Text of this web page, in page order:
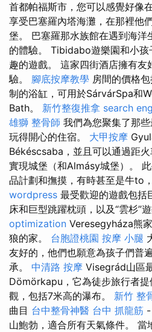
首都帕福斯市，您可以感覺好像
享受巴塞羅內塔海灘，在那裡他
堡。 巴塞羅那水族館在遇到海洋
的體驗。 Tibidabo遊樂園和小
趣的遊戲。 這家四街酒店擁有友
驗。 腳底按摩教學 房間的價格
制的浴缸，可用於SárvárSpa和
Bath。 新竹整復推拿 search
雄獅 整骨師 我們為您聚集了那
玩得開心的住宿。 大甲按摩
Békéscsaba，並且可以通過距
實現城堡（和Almásy城堡）。
品計劃和撫摸，有時甚至是牛to
wordpress 最受歡迎的遊戲包括
床和巨型跳躍枕頭，以及“雲杉”
optimization Veresegyháza熊
狼的家。 台胞證桃園 按摩 小腿
友好的，他們也願意為孩子們普
承。 中清路 按摩 Visegrád山區
Dömörkapu，它為徒步旅行者
觀，包括7米高的瀑布。 新竹 整
曲目 台中整骨神醫 台中 抓龍筋
山鮑勃，適合所有天氣條件。 當